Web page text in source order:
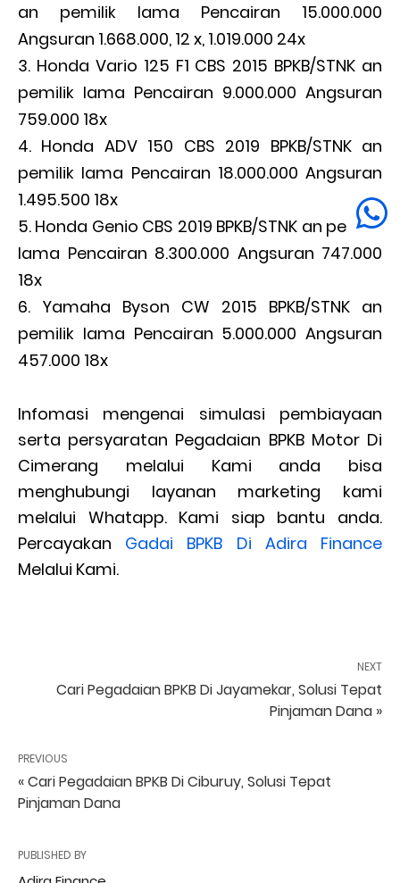
an pemilik lama Pencairan 15.000.000
Angsuran 1.668.000, 12 x, 1.019.000 24x
Honda Vario 125 F1 CBS 2015 BPKB/STNK an
pemilik lama Pencairan 9.000.000 Angsuran
759.000 18x
Honda ADV 150 CBS 2019 BPKB/STNK an
pemilik lama Pencairan 18.000.000 Angsuran
1.495.500 18x
Honda Genio CBS 2019 BPKB/STNK an pemilik
lama Pencairan 8.300.000 Angsuran 747.000
18x
Yamaha Byson CW 2015 BPKB/STNK an
pemilik lama Pencairan 5.000.000 Angsuran
457.000 18x
Infomasi mengenai simulasi pembiayaan
serta persyaratan Pegadaian BPKB Motor Di
Cimerang melalui Kami anda bisa
menghubungi layanan marketing kami
melalui Whatapp. Kami siap bantu anda.
Percayakan Gadai BPKB Di Adira Finance
Melalui Kami.
NEXT
Cari Pegadaian BPKB Di Jayamekar, Solusi Tepat
Pinjaman Dana »
PREVIOUS
« Cari Pegadaian BPKB Di Ciburuy, Solusi Tepat
Pinjaman Dana
PUBLISHED BY